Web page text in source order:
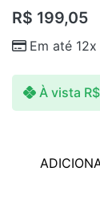
R$ 199,05
Em até
À vista R$